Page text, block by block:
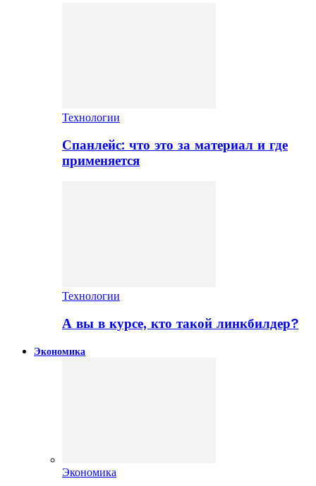
Технологии
Спанлейс: что это за материал и где
применяется
Технологии
А вы в курсе, кто такой линкбилдер?
Экономика
Экономика